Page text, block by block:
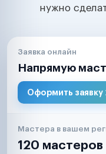
нужно
Заявка онлайн
Напрямую
Оформить заявку
Мастера в вашем
120 мастеров